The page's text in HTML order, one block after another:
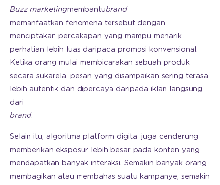
Buzz marketingmembantubrand
memanfaatkan fenomena tersebut dengan
menciptakan percakapan yang mampu menarik
perhatian lebih luas daripada promosi konvensional.
Ketika orang mulai membicarakan sebuah produk
secara sukarela, pesan yang disampaikan sering terasa
lebih autentik dan dipercaya daripada iklan langsung
dari
brand.
Selain itu, algoritma platform digital juga cenderung
memberikan eksposur lebih besar pada konten yang
mendapatkan banyak interaksi. Semakin banyak orang
membagikan atau membahas suatu kampanye, semakin